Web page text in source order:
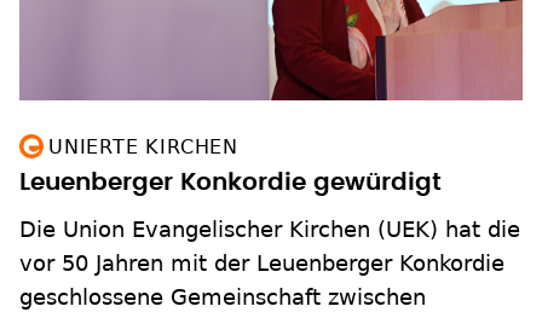
UNIERTE KIRCHEN
Leuenberger Konkordie gewürdigt
Die Union Evangelischer Kirchen (UEK) hat die
vor 50 Jahren mit der Leuenberger Konkordie
geschlossene Gemeinschaft zwischen